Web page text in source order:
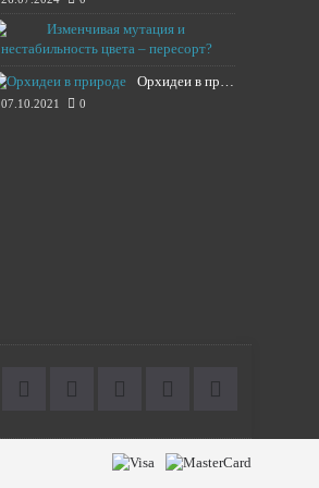
Орхидеи в природе
07.10.2021 0